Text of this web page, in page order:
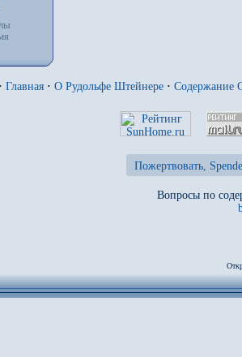
· Главная · О Рудольфе Штейнере · Содержание
Пожертвовать,
Вопросы по